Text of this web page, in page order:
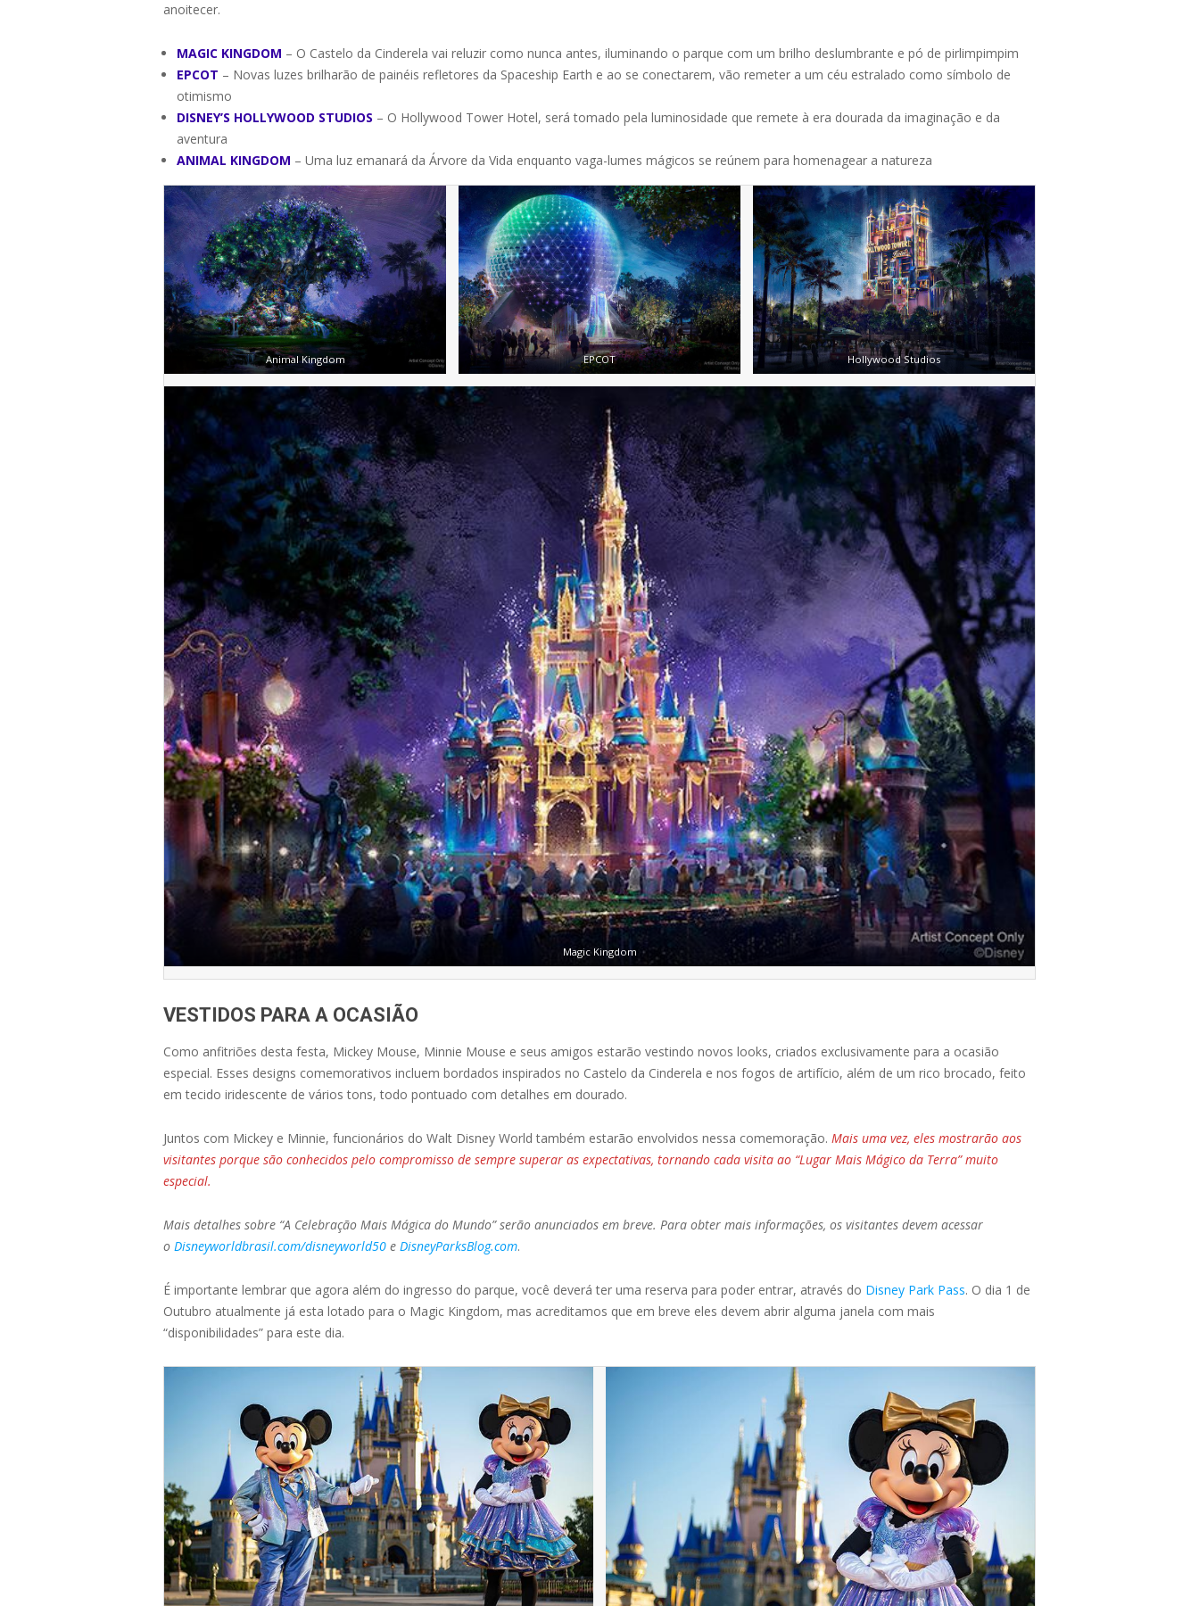
anoitecer.
MAGIC KINGDOM – O Castelo da Cinderela vai reluzir como nunca antes, iluminando o parque com um brilho deslumbrante e pó de pirlimpimpim
EPCOT – Novas luzes brilharão de painéis refletores da Spaceship Earth e ao se conectarem, vão remeter a um céu estralado como símbolo de
otimismo
DISNEY’S HOLLYWOOD STUDIOS – O Hollywood Tower Hotel, será tomado pela luminosidade que remete à era dourada da imaginação e da
aventura
ANIMAL KINGDOM – Uma luz emanará da Árvore da Vida enquanto vaga-lumes mágicos se reúnem para homenagear a natureza
Animal Kingdom EPCOT Hollywood Studios
Magic Kingdom
VESTIDOS PARA A OCASIÃO
Como anfitriões desta festa, Mickey Mouse, Minnie Mouse e seus amigos estarão vestindo novos looks, criados exclusivamente para a ocasião
especial. Esses designs comemorativos incluem bordados inspirados no Castelo da Cinderela e nos fogos de artifício, além de um rico brocado, feito
em tecido iridescente de vários tons, todo pontuado com detalhes em dourado.
Juntos com Mickey e Minnie, funcionários do Walt Disney World também estarão envolvidos nessa comemoração. Mais uma vez, eles mostrarão aos
visitantes porque são conhecidos pelo compromisso de sempre superar as expectativas, tornando cada visita ao “Lugar Mais Mágico da Terra” muito
especial.
Mais detalhes sobre “A Celebração Mais Mágica do Mundo” serão anunciados em breve. Para obter mais informações, os visitantes devem acessar
o Disneyworldbrasil.com/disneyworld50 e DisneyParksBlog.com.
É importante lembrar que agora além do ingresso do parque, você deverá ter uma reserva para poder entrar, através do Disney Park Pass. O dia 1 de
Outubro atualmente já esta lotado para o Magic Kingdom, mas acreditamos que em breve eles devem abrir alguma janela com mais
“disponibilidades” para este dia.